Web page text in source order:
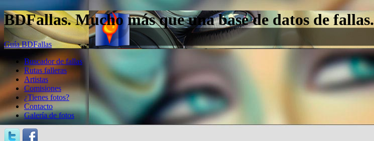
BDFallas. Mucho más que una base de datos de fallas.
Guía BDFallas
Buscador de fallas
Rutas falleras
Artistas
Comisiones
¿Tienes fotos?
Contacto
Galería de fotos